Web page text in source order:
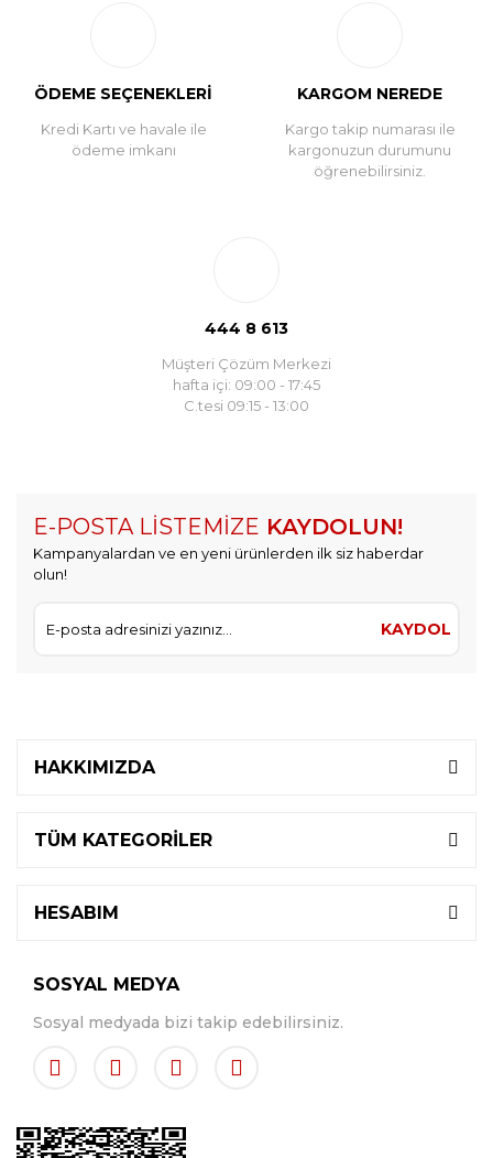
ÖDEME SEÇENEKLERİ
Kredi Kartı ve havale ile
ödeme imkanı
KARGOM NEREDE
Kargo takip numarası ile
kargonuzun durumunu
öğrenebilirsiniz.
444 8 613
Müşteri Çözüm Merkezi
hafta içi: 09:00 - 17:45
C.tesi 09:15 - 13:00
E-POSTA LİSTEMİZE KAYDOLUN!
Kampanyalardan ve en yeni ürünlerden ilk siz haberdar
olun!
KAYDOL
HAKKIMIZDA
TÜM KATEGORİLER
HESABIM
SOSYAL MEDYA
Sosyal medyada bizi takip edebilirsiniz.